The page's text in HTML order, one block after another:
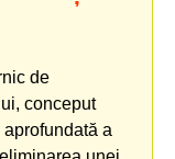
de
conceput
a